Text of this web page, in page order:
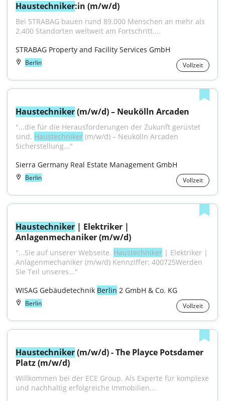
Haustechniker:in (m/w/d)
Bei STRABAG bauen rund 89.000 Menschen an mehr als
2.400 Standorten weltweit am Fortschritt....
STRABAG Property and Facility Services GmbH
Berlin Vollzeit
Haustechniker (m/w/d) – Neukölln Arcaden
"...die für die Herausforderungen der Zukunft gerüstet
sind. Haustechniker (m/w/d) – Neukölln Arcaden
Sicherstellung..."
Sierra Germany Real Estate Management GmbH
Berlin Vollzeit
Haustechniker | Elektriker |
Anlagenmechaniker (m/w/d)
"...Sie auf unserer Webseite. Haustechniker | Elektriker |
Anlagenmechaniker (m/w/d) Kennziffer: 400725Werden
Sie Teil unseres..."
WISAG Gebäudetechnik Berlin 2 GmbH & Co. KG
Berlin Vollzeit
Haustechniker (m/w/d) - The Playce Potsdamer
Platz (m/w/d)
Willkommen bei der ECE Group. Als Experte für komplexe
und nachhaltig erfolgreiche Immobilien...